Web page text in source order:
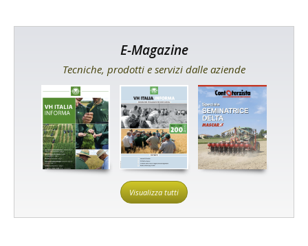
E-Magazine
Tecniche, prodotti e servizi dalle aziende
Visualizza tutti